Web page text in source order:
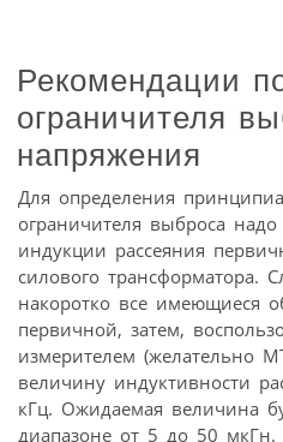
Рекомендации
ограничителя
напряжения
Для определения
ограничителя выброса
индукции рассеяния
силового трансформатора.
накоротко все имеющиеся
первичной, затем,
измерителем (желательно
величину индуктивности
кГц. Ожидаемая величина
диапазоне от 5 до 50 мкГн.